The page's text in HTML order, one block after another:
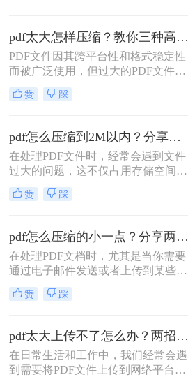
传到某些平台。因此，掌握pdf太大如
何压缩变小是十分必要的。本文将介
绍两种实用的方法来解决这个问题，
帮助您轻松完成 PDF 文件的压缩。
pdf太大怎样压缩？教你三种高效方法！
PDF文件因其跨平台性和格式稳定性
而被广泛使用，但过大的PDF文件不
仅占用存储空间，还会影响传输速度
和加载速度。为了解决pdf太大怎样压
件的方法。
赞 踩
pdf怎么压缩到2M以内？分享两种实用压缩方法！
在处理PDF文件时，经常会遇到文件
过大的问题，这不仅占用存储空间，
还影响文件的传输速度。为了满足特
定需求，将PDF文件压缩到2M以内变
以内呢？本文将介绍两种常用的PDF
压缩方法。
赞 踩
pdf怎么压缩的小一点？分享两种实用压缩方法！
在处理PDF文档时，尤其是当你需要
通过电子邮件发送或者上传到某些对
文件大小有限制的平台时，压缩PDF
文件变得尤为重要。那么pdf怎么压缩
PDF压缩方法。
赞 踩
pdf太大上传不了怎么办？两招帮你解决！
在日常生活和工作中，我们经常会遇
到需要将PDF文件上传到网络平台或